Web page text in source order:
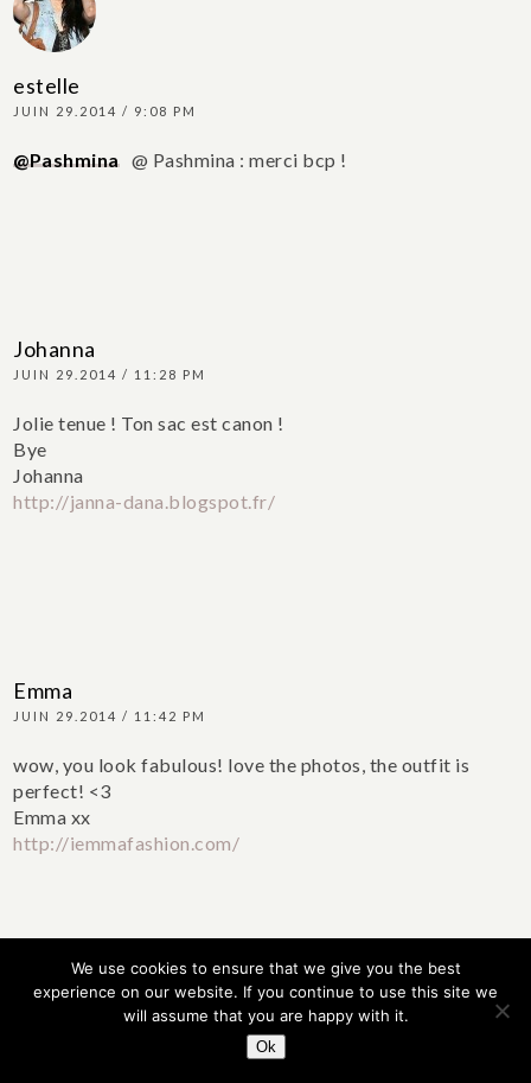
estelle
JUIN 29.2014 / 9:08 PM
@Pashmina @ Pashmina : merci bcp !
Johanna
JUIN 29.2014 / 11:28 PM
Jolie tenue ! Ton sac est canon !
Bye
Johanna
http://janna-dana.blogspot.fr/
Emma
JUIN 29.2014 / 11:42 PM
wow, you look fabulous! love the photos, the outfit is
perfect! <3
Emma xx
http://iemmafashion.com/
We use cookies to ensure that we give you the best
experience on our website. If you continue to use this site we
will assume that you are happy with it.
Ok